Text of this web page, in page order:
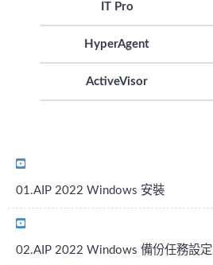
IT Pro
HyperAgent
ActiveVisor
01.AIP 2022 Windows 安裝
02.AIP 2022 Windows 備份任務設定